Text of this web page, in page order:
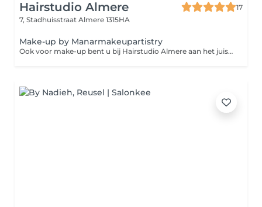
Hairstudio Almere
17
7, Stadhuisstraat Almere 1315HA
Make-up by Manarmakeupartistry
Ook voor make-up bent u bij Hairstudio Almere aan het juiste adres. Wij werken samen met een ervaren make-up artist (@manarmakeupartistry). De genoemde prijzen zijn vanaf-prijzen en de uiteindelijke prijs wordt altijd samen afgestemd zodat deze volledig past bij uw wensen. Er zal voorafgaand aan de afspraak contact met u worden opgenomen. Let op! Deze afspraak kan enkel 24 uur van tevoren worden geboekt. Gaat het om een last minute boeking? Dan verzoeken wij u contact op te nemen met de make-up artist via onze website.